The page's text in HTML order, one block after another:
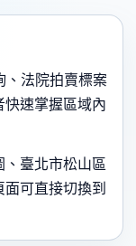
、法院拍賣標案
快速掌握區域內
臺北市松山區
可直接切換到